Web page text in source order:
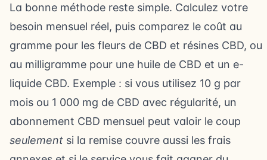
La bonne méthode reste simple. Calculez votre
besoin mensuel réel, puis comparez le coût au
gramme pour les fleurs de CBD et résines CBD, ou
au milligramme pour une huile de CBD et un e-
liquide CBD. Exemple : si vous utilisez 10 g par
mois ou 1 000 mg de CBD avec régularité, un
abonnement CBD mensuel peut valoir le coup
seulement si la remise couvre aussi les frais